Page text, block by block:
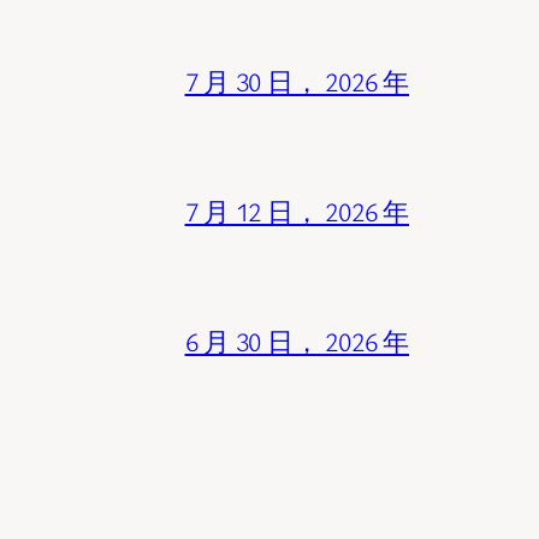
7 月 30 日， 2026 年
7 月 12 日， 2026 年
6 月 30 日， 2026 年